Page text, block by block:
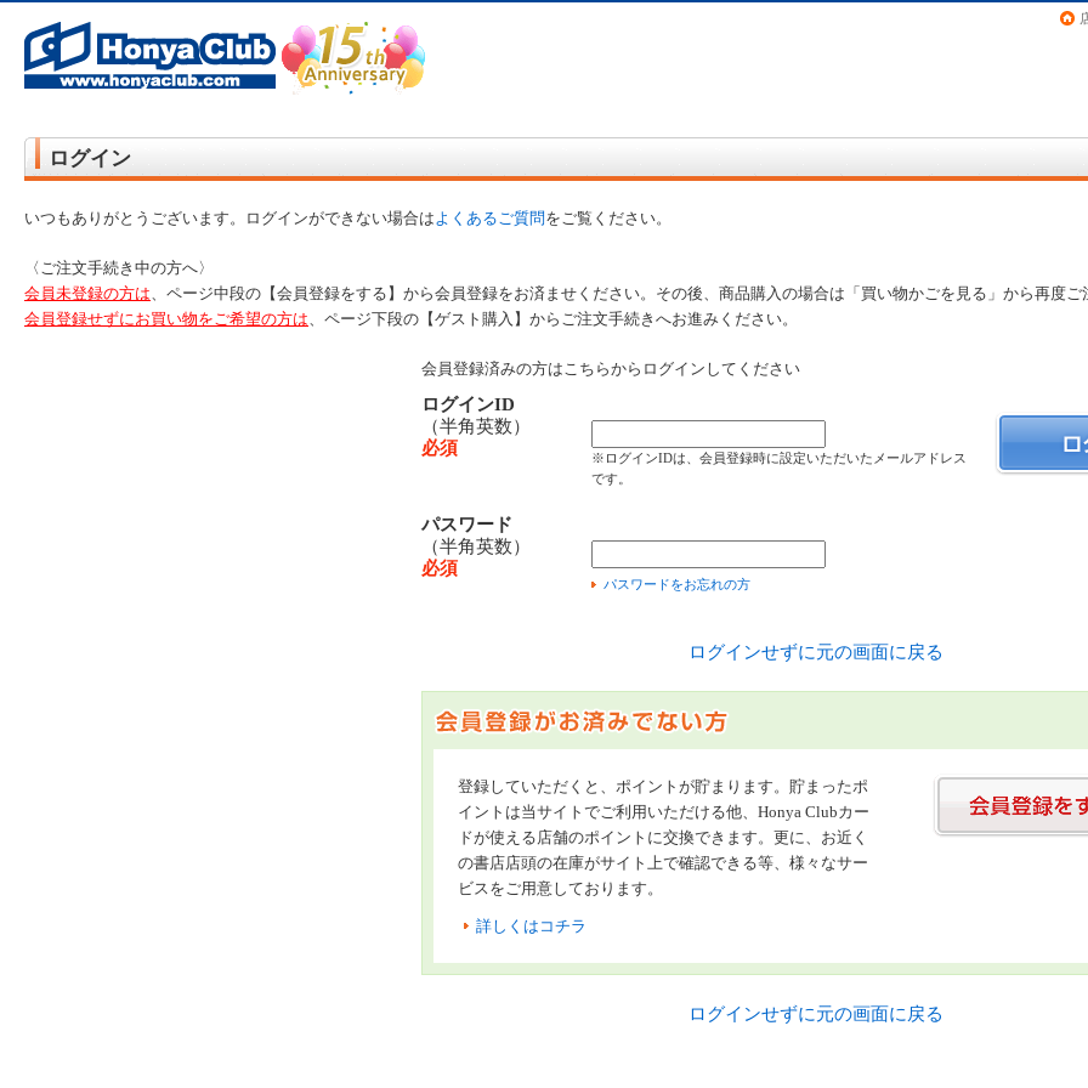
ログイン
いつもありがとうございます。ログインができない場合はよくあるご質問をご覧ください。
〈ご注文手続き中の方へ〉
会員未登録の方は、ページ中段の【会員登録をする】から会員登録をお済ませください。その後、商品購入の場合は「買い物かごを見る」から再度ご
会員登録せずにお買い物をご希望の方は、ページ下段の【ゲスト購入】からご注文手続きへお進みください。
会員登録済みの方はこちらからログインしてください
ログインID
（半角英数）
必須
※ログインIDは、会員登録時に設定いただいたメールアドレス
です。
パスワード
（半角英数）
必須
パスワードをお忘れの方
ログインせずに元の画面に戻る
登録していただくと、ポイントが貯まります。貯まったポ
イントは当サイトでご利用いただける他、Honya Clubカー
ドが使える店舗のポイントに交換できます。更に、お近く
の書店店頭の在庫がサイト上で確認できる等、様々なサー
ビスをご用意しております。
詳しくはコチラ
ログインせずに元の画面に戻る